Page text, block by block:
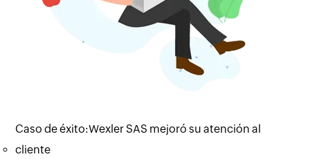
Caso de éxito:Wexler SAS mejoró su atención al
cliente